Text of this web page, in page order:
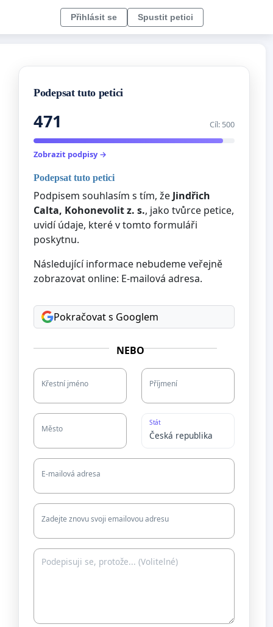
Přihlásit se Spustit petici
Podepsat tuto petici
471 Cíl: 500
Zobrazit podpisy →
Podepsat tuto petici
Podpisem souhlasím s tím, že Jindřich
Calta, Kohonevolit z. s., jako tvůrce petice,
uvidí údaje, které v tomto formuláři
poskytnu.
Následující informace nebudeme veřejně
zobrazovat online: E-mailová adresa.
Pokračovat s Googlem
NEBO
Křestní jméno Příjmení
Město
Stát
E-mailová adresa
Zadejte znovu svoji emailovou adresu